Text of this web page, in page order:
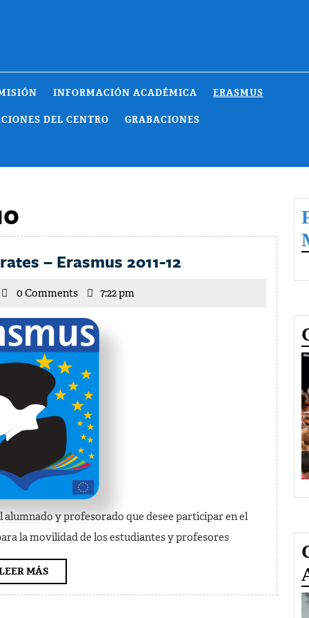
INFORMACIÓN ACADÉMICA ERASMUS
DEL CENTRO GRABACIONES
– Erasmus 2011-12Convocatoria
0 Comments 7:22 pm
alumnado y profesorado que desee participar en el
la movilidad de los estudiantes y profesores
MÁSLEER
MÁS